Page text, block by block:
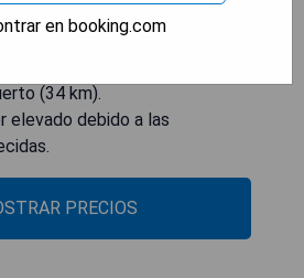
sirve cocina internacional.
(34 km).
elevado debido a las
PRECIOS
en booking.com